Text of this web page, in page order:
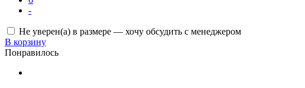
-
Не уверен(а) в размере — хочу обсудить с менеджером
В корзину
Понравилось